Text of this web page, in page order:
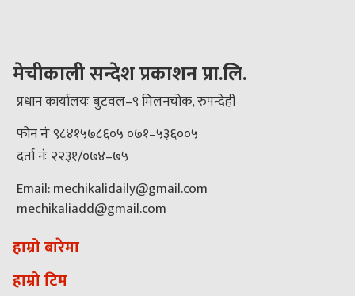
मेचीकाली सन्देश प्रकाशन प्रा.लि.
प्रधान कार्यालयः बुटवल–९ मिलनचोक, रुपन्देही
फोन नंः ९८४१५७८६०५ ०७१–५३६००५
दर्ता नंः २२३१/०७४–७५
Email: mechikalidaily@gmail.com
mechikaliadd@gmail.com
हाम्रो बारेमा
हाम्रो टिम